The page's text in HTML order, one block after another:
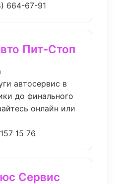
664-67-91
Пит-Стоп
автосервис в
до финального
онлайн или
15 76
Сервис